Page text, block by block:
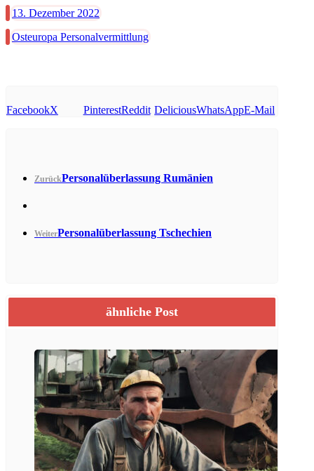
13. Dezember 2022
Osteuropa Personalvermittlung
FacebookX PinterestReddit DeliciousWhatsAppE-Mail
ZurückPersonalüberlassung Rumänien
WeiterPersonalüberlassung Tschechien
ähnliche Post